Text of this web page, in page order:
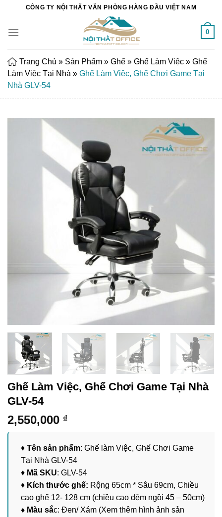
Chuyển
nội
CÔNG TY NỘI THẤT VĂN PHÒNG HÀNG ĐẦU VIỆT NAM
0
Trang Chủ » Sản Phẩm » Ghế » Ghế Làm Việc » Ghế
Làm Việc Tại Nhà » Ghế Làm Việc, Ghế Chơi Game Tại
Nhà GLV-54
Ghế Làm Việc, Ghế Chơi Game Tại Nhà
GLV-54
2,550,000 ₫
♦ Tên sản phẩm: Ghế làm Việc, Ghế Chơi Game
Tại Nhà GLV-54
♦ Mã SKU: GLV-54
♦ Kích thước ghế: Rộng 65cm * Sâu 69cm, Chiều
cao ghế 12- 128 cm (chiều cao đệm ngồi 45 – 50cm)
♦ Màu sắc: Đen/ Xám (Xem thêm hình ảnh sản